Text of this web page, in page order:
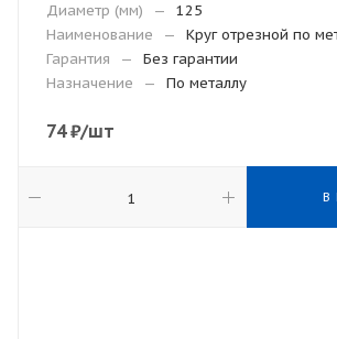
Диаметр (мм)
—
125
Наименование
—
Круг отрезной по
Гарантия
—
Без гарантии
Назначение
— По металлу
74₽/шт
В